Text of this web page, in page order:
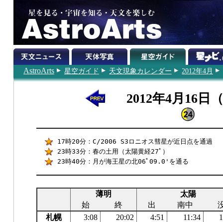
AstroArts 星空ガイド 天文現象カレンダー 2012年4月
2012年4月16日
17時20分：C/2006 S3ロニオス彗星が近日点を通過
23時33分：春の土用（太陽黄経27ﾟ）
23時40分：月が海王星の北06ﾟ09.0'を通る
薄明
太陽
始
終 出 南中
札幌
3:08 20:02 4:51 11:34